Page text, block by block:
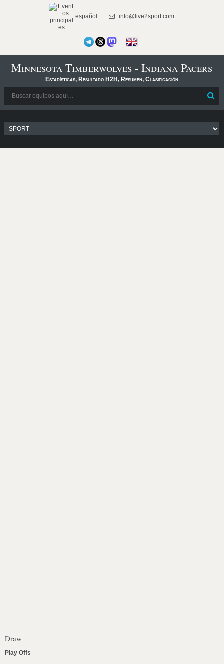
español info@live2sport.com
Minnesota Timberwolves - Indiana Pacers
Estadísticas, Resultado H2H, Resumen, Clasificación
Draw
Play Offs